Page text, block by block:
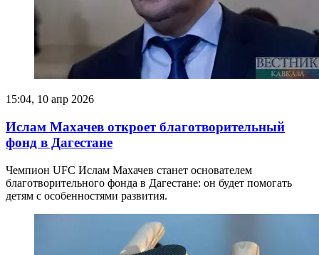
15:04, 10 апр 2026
Ислам Махачев откроет благотворительный
фонд в Дагестане
Чемпион UFC Ислам Махачев станет основателем
благотворительного фонда в Дагестане: он будет помогать
детям с особенностями развития.